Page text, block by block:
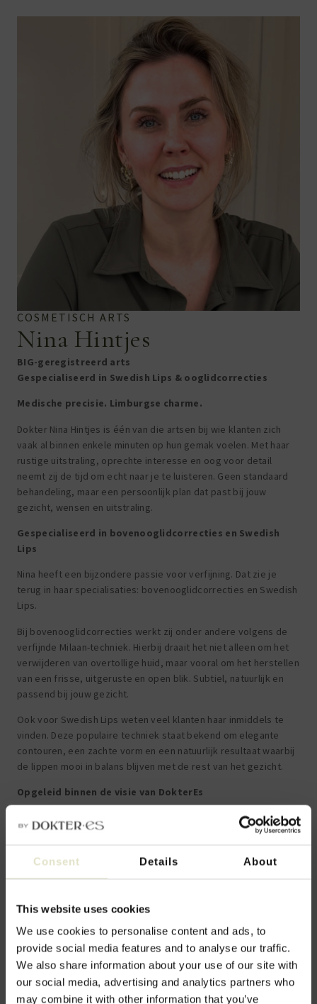
Consent Details About
This website uses cookies
We use cookies to personalise content and ads, to
provide social media features and to analyse our traffic.
We also share information about your use of our site with
our social media, advertising and analytics partners who
may combine it with other information that you’ve
COSMETISCH ARTS
Nina Hintjes
BIG-geregistreerd arts
Gespecialiseerd in Swedish Lips & ooglidcorrecties
Medische precisie. Limburgse charme.
Dokter Nina Hintjes is één van die artsen bij wie klanten zich
vaak al binnen enkele minuten op hun gemak voelen. Met haar
rustige uitstraling, oprechte interesse en oog voor detail
neemt zij de tijd om echt naar je te luisteren. Geen standaard
behandeling, maar een persoonlijk plan dat past bij jouw
gezicht, wensen en uitstraling.
Gespecialiseerd in bovenooglidcorrecties en Swedish
Lips
Nina heeft een bijzondere passie voor verfijning. Dat zie je
terug in haar specialisaties: bovenooglidcorrecties en Swedish
Lips.
Bij bovenooglidcorrecties werkt zij onder andere volgens de
verfijnde Milaan-techniek. Hierbij draait het niet alleen om het
verwijderen van overtollige huid, maar vooral om het herstellen
van een frisse, uitgeruste en open blik. Subtiel, natuurlijk en
passend bij jouw gezicht.
Ook voor Swedish Lips weten veel klanten haar inmiddels te
vinden. Deze populaire techniek staat bekend om elegante
contouren, een zachte vorm en een natuurlijk resultaat waarbij
de lippen mooi in balans blijven met de rest van het gezicht.
Opgeleid binnen de visie van DokterEs
Binnen DokterEs heeft Nina een uitgebreid intern
opleidingstraject doorlopen onder begeleiding van dr. Esther
Daardoor werkt zij volgens dezelfde visie waar DokterEs
maar natuurlijke resultaten waarbij je eruitziet als een
Deskundig én benaderbaar
Met haar Limburgse flair, zorgvuldige werkwijze en verfijnde
esthetische blik weet zij medische precisie te combineren met